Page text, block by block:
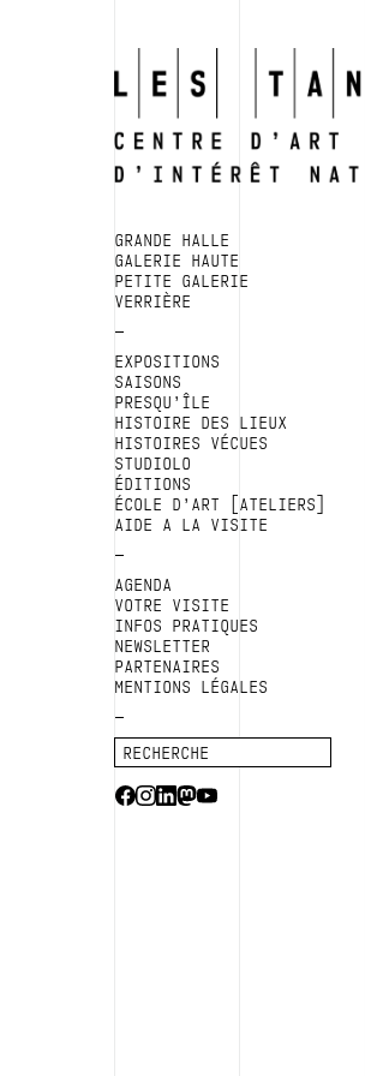
GRANDE HALLE
GALERIE HAUTE
PETITE GALERIE
VERRIÈRE
EXPOSITIONS
SAISONS
PRESQU’ÎLE
HISTOIRE DES LIEUX
HISTOIRES VÉCUES
STUDIOLO
ÉDITIONS
ÉCOLE D’ART [ATELIERS]
AIDE A LA VISITE
AGENDA
VOTRE VISITE
INFOS PRATIQUES
NEWSLETTER
PARTENAIRES
MENTIONS LÉGALES